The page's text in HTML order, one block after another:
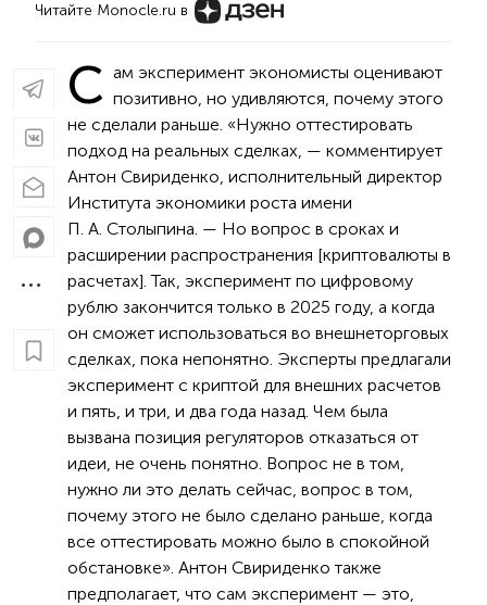
Читайте Monocle.ru в
С ам эксперимент экономисты оценивают
позитивно, но удивляются, почему этого
не сделали раньше. «Нужно оттестировать
подход на реальных сделках, — комментирует
Антон Свириденко, исполнительный директор
Института экономики роста имени
П. А. Столыпина. — Но вопрос в сроках и
расширении распространения [криптовалюты в
расчетах]. Так, эксперимент по цифровому
рублю закончится только в 2025 году, а когда
он сможет использоваться во внешнеторговых
сделках, пока непонятно. Эксперты предлагали
эксперимент с криптой для внешних расчетов
и пять, и три, и два года назад. Чем была
вызвана позиция регуляторов отказаться от
идеи, не очень понятно. Вопрос не в том,
нужно ли это делать сейчас, вопрос в том,
почему этого не было сделано раньше, когда
все оттестировать можно было в спокойной
обстановке». Антон Свириденко также
предполагает, что сам эксперимент — это,